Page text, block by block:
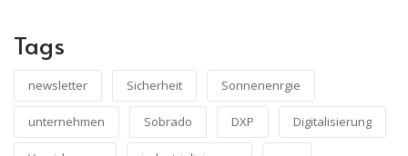
Tags
newsletter Sicherheit Sonnenenrgie
unternehmen Sobrado DXP Digitalisierung